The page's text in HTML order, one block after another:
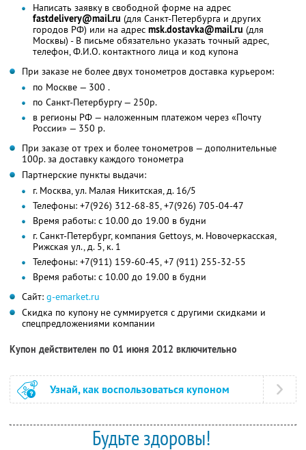
Написать заявку в свободной форме на адрес
fastdelivery@mail.ru (для Санкт-Петербурга и других
городов РФ) или на адрес msk.dostavka@mail.ru (для
Москвы) - В письме обязательно указать точный адрес,
телефон, Ф.И.О. контактного лица и код купона
При заказе не более двух тонометров доставка курьером:
по Москве — 300 .
по Санкт-Петербургу — 250р.
в регионы РФ — наложенным платежом через «Почту
России» — 350 р.
При заказе от трех и более тонометров — дополнительные
100р. за доставку каждого тонометра
Партнерские пункты выдачи:
г. Москва, ул. Малая Никитская, д. 16/5
Телефоны: +7(926) 312-68-85, +7(926) 705-04-47
Время работы: с 10.00 до 19.00 в будни
г. Санкт-Петербург, компания Gettoys, м. Новочеркасская,
Рижская ул., д. 5, к. 1
Телефоны: +7(911) 159-60-45, +7 (911) 255-32-55
Время работы: c 10.00 до 19.00 в будни
Сайт: g-emarket.ru
Скидка по купону не суммируется с другими скидками и
спецпредложениями компании
Купон действителен по 01 июня 2012 включительно
Узнай, как воспользоваться купоном
Будьте здоровы!